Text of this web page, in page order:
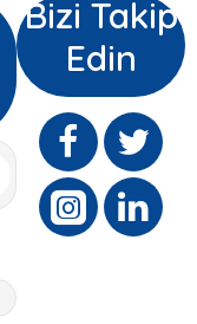
Bizi Takip
Edin